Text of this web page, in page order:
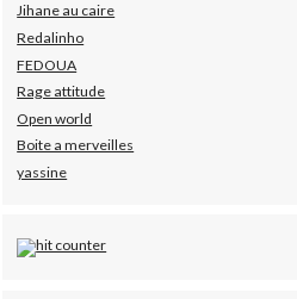
Jihane au caire
Redalinho
FEDOUA
Rage attitude
Open world
Boite a merveilles
yassine